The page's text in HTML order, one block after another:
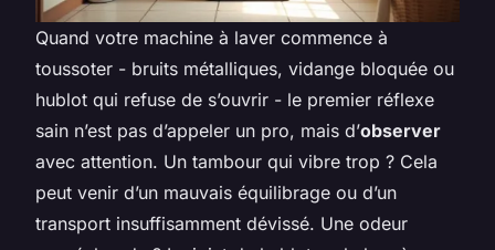
Quand votre machine à laver commence à
toussoter - bruits métalliques, vidange bloquée ou
hublot qui refuse de s’ouvrir - le premier réflexe
sain n’est pas d’appeler un pro, mais d’observer
avec attention. Un tambour qui vibre trop ? Cela
peut venir d’un mauvais équilibrage ou d’un
transport insuffisamment dévissé. Une odeur